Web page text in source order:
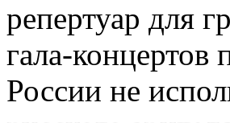
репертуар для
гала-концертов
России не